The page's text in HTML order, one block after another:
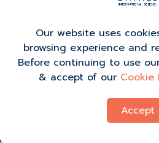
Our website uses
browsing experience and
Before continuing to use
& accept of our Cookie
Accept